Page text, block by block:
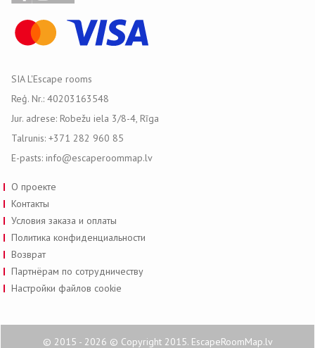
SIA L'Escape rooms
Reģ. Nr.: 40203163548
Jur. adrese: Robežu iela 3/8-4, Rīga
Talrunis: +371 282 960 85
E-pasts: info@escaperoommap.lv
О проекте
Контакты
Условия заказа и оплаты
Политика конфиденциальности
Возврат
Партнёрам по сотрудничеству
Настройки файлов cookie
© 2015 - 2026 © Copyright 2015. EscapeRoomMap.lv